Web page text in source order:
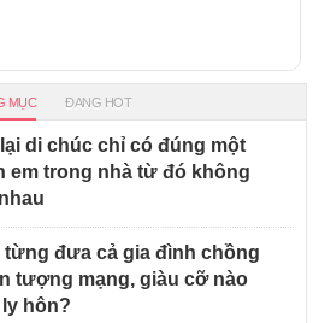
MỤC ĐANG HOT
lại di chúc chỉ có đúng một
em trong nhà từ đó không
từng đưa cả gia đình chồng
tượng mạng, giàu cỡ nào
hôn?